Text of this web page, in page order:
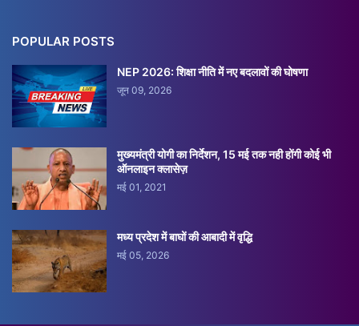
POPULAR POSTS
NEP 2026: शिक्षा नीति में नए बदलावों की घोषणा
जून 09, 2026
मुख्यमंत्री योगी का निर्देशन, 15 मई तक नही होंगी कोई भी
ऑनलाइन क्लासेज़
मई 01, 2021
मध्य प्रदेश में बाघों की आबादी में वृद्धि
मई 05, 2026